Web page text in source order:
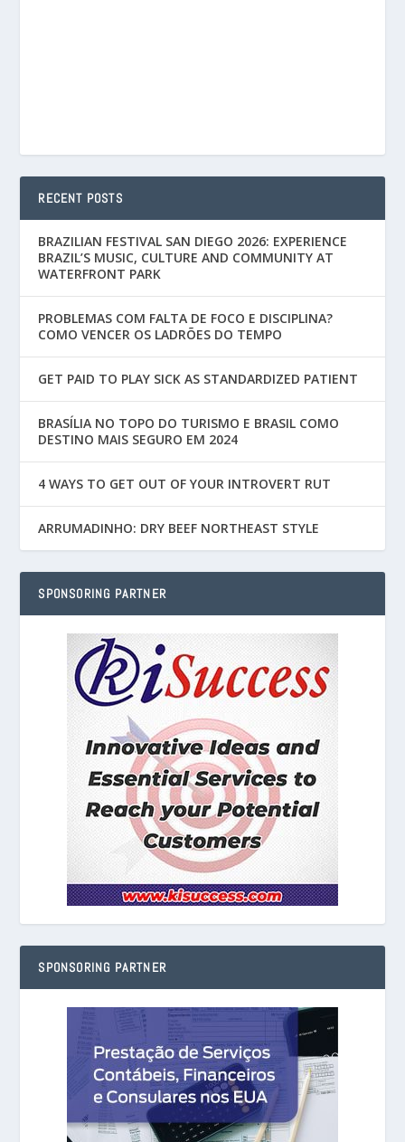
RECENT POSTS
BRAZILIAN FESTIVAL SAN DIEGO 2026: EXPERIENCE
BRAZIL’S MUSIC, CULTURE AND COMMUNITY AT
WATERFRONT PARK
PROBLEMAS COM FALTA DE FOCO E DISCIPLINA?
COMO VENCER OS LADRÕES DO TEMPO
GET PAID TO PLAY SICK AS STANDARDIZED PATIENT
BRASÍLIA NO TOPO DO TURISMO E BRASIL COMO
DESTINO MAIS SEGURO EM 2024
4 WAYS TO GET OUT OF YOUR INTROVERT RUT
ARRUMADINHO: DRY BEEF NORTHEAST STYLE
SPONSORING PARTNER
SPONSORING PARTNER